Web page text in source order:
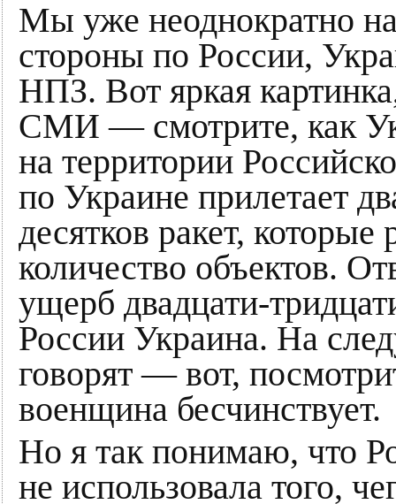
Мы уже неоднократно
стороны по России,
НПЗ. Вот яркая
СМИ — смотрите, как
на территории
по Украине прилетает
десятков ракет,
количество объектов.
ущерб двадцати-
России Украина. На
говорят — вот,
военщина бесчинствует.
Но я так понимаю, что
не использовала того,